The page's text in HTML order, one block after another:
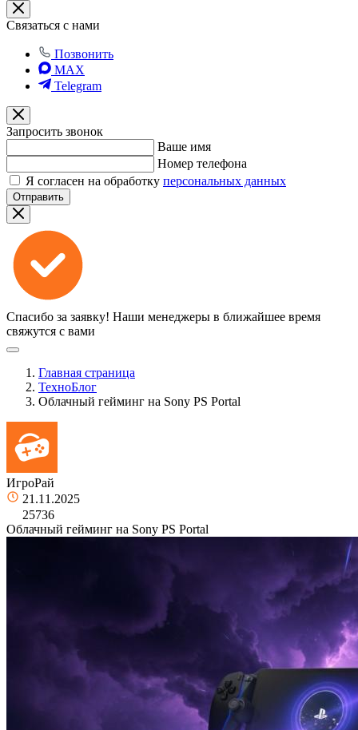
Связаться с нами
Позвонить
MAX
Telegram
Запросить звонок
Ваше имя
Номер телефона
Я согласен на обработку персональных данных
Отправить
Спасибо за заявку! Наши менеджеры в ближайшее время
свяжутся с вами
Главная страница
ТехноБлог
Облачный гейминг на Sony PS Portal
ИгроРай
21.11.2025
25736
Облачный гейминг на Sony PS Portal